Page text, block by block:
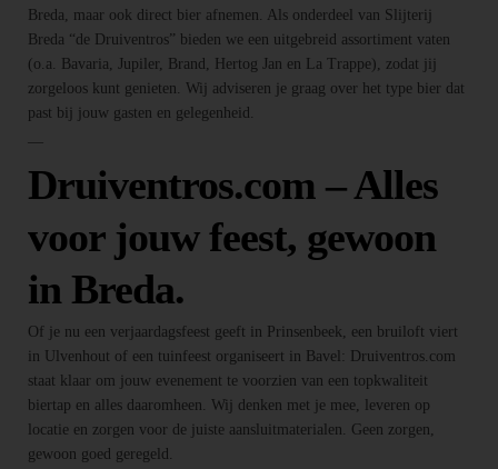
Breda, maar ook direct bier afnemen. Als onderdeel van Slijterij
Breda “de Druiventros” bieden we een uitgebreid assortiment vaten
(o.a. Bavaria, Jupiler, Brand, Hertog Jan en La Trappe), zodat jij
zorgeloos kunt genieten. Wij adviseren je graag over het type bier dat
past bij jouw gasten en gelegenheid.
—
Druiventros.com – Alles
voor jouw feest, gewoon
in Breda.
Of je nu een verjaardagsfeest geeft in Prinsenbeek, een bruiloft viert
in Ulvenhout of een tuinfeest organiseert in Bavel: Druiventros.com
staat klaar om jouw evenement te voorzien van een topkwaliteit
biertap en alles daaromheen. Wij denken met je mee, leveren op
locatie en zorgen voor de juiste aansluitmaterialen. Geen zorgen,
gewoon goed geregeld.